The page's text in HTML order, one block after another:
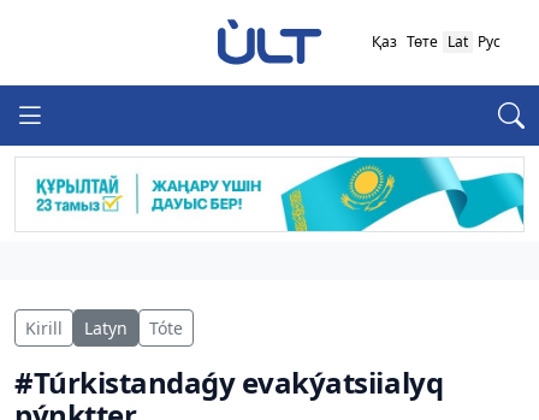
Қаз Төте Lat Рус
Kirill Latyn Tóte
#Túrkistandaǵy evakýatsiialyq